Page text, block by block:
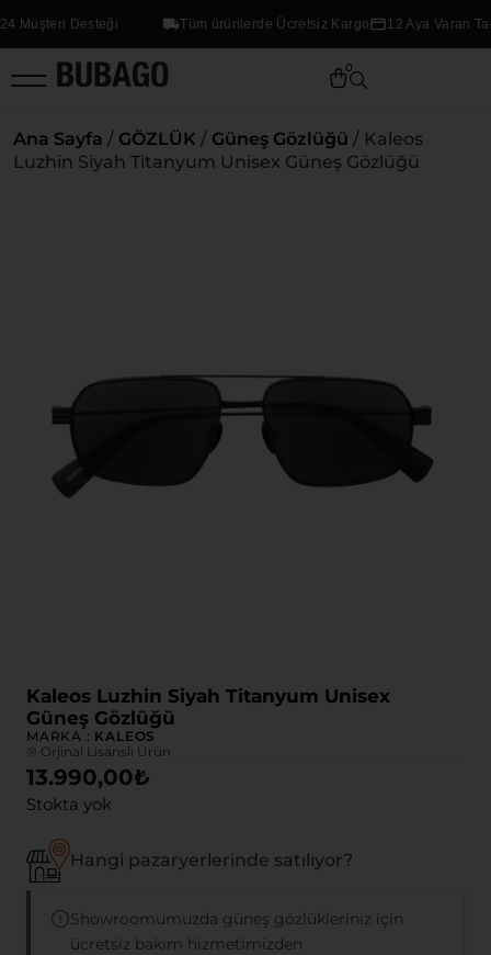
Müşteri Desteği Tüm ürünlerde Ücretsiz Kargo 12 Aya Varan
0
Ana Sayfa / GÖZLÜK / Güneş Gözlüğü / Kaleos
Luzhin Siyah Titanyum Unisex Güneş Gözlüğü
Kaleos Luzhin Siyah Titanyum Unisex
Güneş Gözlüğü
MARKA : KALEOS
® Orjinal Lisanslı Ürün
13.990,00₺
Stokta yok
Hangi pazaryerlerinde satılıyor?
Showroomumuzda güneş gözlükleriniz için
ücretsiz bakım hizmetimizden